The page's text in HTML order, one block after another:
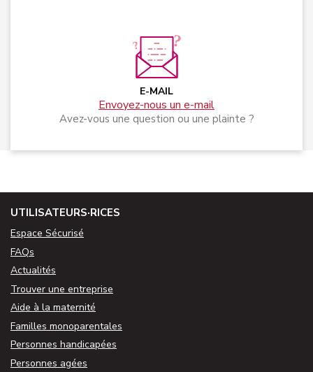
E-MAIL
Envoyez-nous un e-mail
Avez-vous une question ou une plainte ?
UTILISATEURS·RICES
Espace Sécurisé
FAQs
Actualités
Trouver une entreprise
Aide à la maternité
Familles monoparentales
Personnes handicapées
Personnes agées